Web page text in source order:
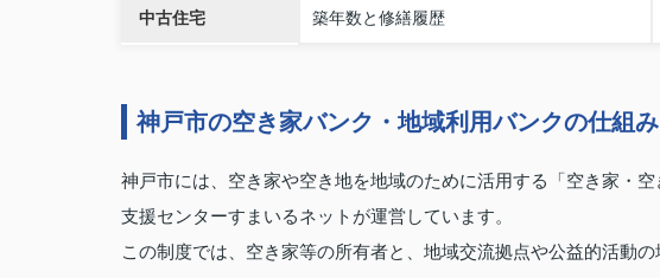
中古住宅 築年数と修繕履歴
神戸市の空き家バンク・地域利用バンクの仕組
神戸市には、空き家や空き地を地域のために活用する「空き家・
支援センターすまいるネットが運営しています。
この制度では、空き家等の所有者と、地域交流拠点や公益的活動